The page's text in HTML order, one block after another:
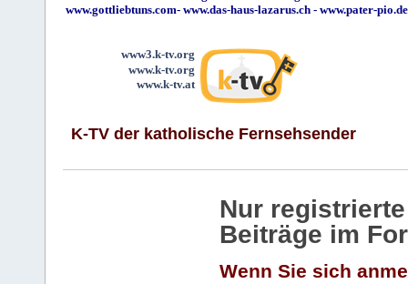
www.gottliebtuns.com- www.das-haus-lazarus.ch - www.pater-pio.de
www3.k-tv.org
www.k-tv.org
www.k-tv.at
K-TV der katholische Fernsehsender
Nur
Beiträge im
Wenn Sie sich